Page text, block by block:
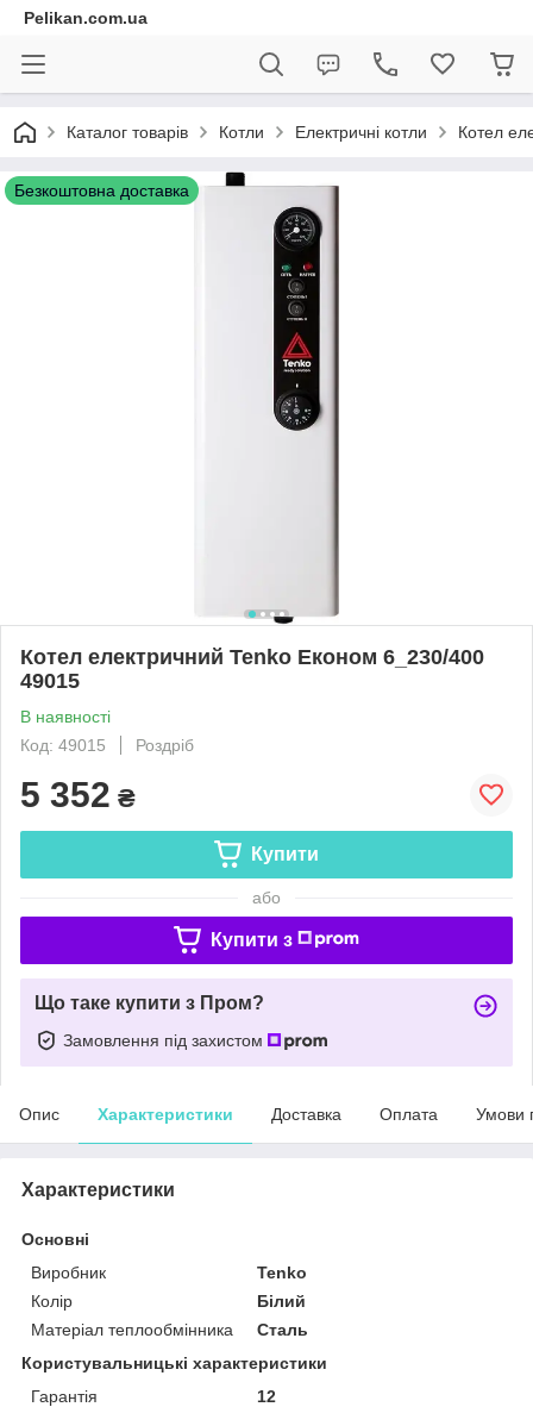
Pelikan.com.ua
Каталог товарів Котли Електричні котли Котел
Безкоштовна доставка
Котел електричний Tenko Економ 6_230/400
49015
В наявності
Код: 49015
Роздріб
5 352 ₴
Купити
або
Купити з
Що таке купити з Пром?
Замовлення під захистом
Опис Характеристики Доставка Оплата Умови
Характеристики
Основні
Виробник
Tenko
Колір
Білий
Матеріал теплообмінника
Сталь
Користувальницькі характеристики
Гарантія
12